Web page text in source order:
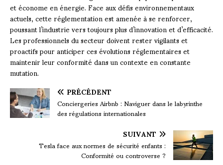
et économe en énergie. Face aux défis environnementaux
actuels, cette réglementation est amenée à se renforcer,
poussant l’industrie vers toujours plus d’innovation et d’efficacité.
Les professionnels du secteur doivent rester vigilants et
proactifs pour anticiper ces évolutions réglementaires et
maintenir leur conformité dans un contexte en constante
mutation.
PRÉCÉDENT
Conciergeries Airbnb : Naviguer dans le labyrinthe
des régulations internationales
SUIVANT
Tesla face aux normes de sécurité enfants :
Conformité ou controverse ?